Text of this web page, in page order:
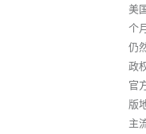
美
个
仍
政
官
版
主